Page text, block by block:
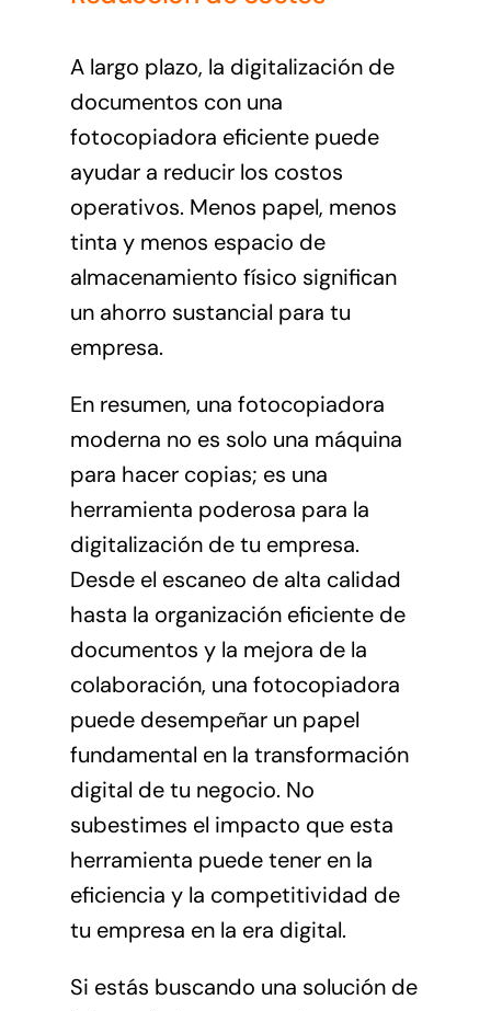
A largo plazo, la digitalización de
documentos con una
fotocopiadora eficiente puede
ayudar a reducir los costos
operativos. Menos papel, menos
tinta y menos espacio de
almacenamiento físico significan
un ahorro sustancial para tu
empresa.
En resumen, una fotocopiadora
moderna no es solo una máquina
para hacer copias; es una
herramienta poderosa para la
digitalización de tu empresa.
Desde el escaneo de alta calidad
hasta la organización eficiente de
documentos y la mejora de la
colaboración, una fotocopiadora
puede desempeñar un papel
fundamental en la transformación
digital de tu negocio. No
subestimes el impacto que esta
herramienta puede tener en la
eficiencia y la competitividad de
tu empresa en la era digital.
Si estás buscando una solución de